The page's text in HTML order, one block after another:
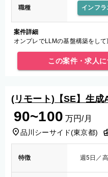
職種 インフ
案件詳細
オンプレでLLMの基盤構築をして
この案件・求人
(リモート)【SE】生成
90~100 万円/月
品川シーサイド(東京都)
特徴 週5日／